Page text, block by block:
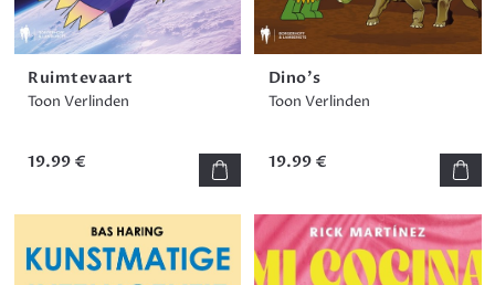
Ruimtevaart
Toon Verlinden
19.99 €
Dino's
Toon Verlinden
19.99 €